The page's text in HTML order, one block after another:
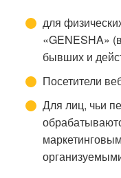
для
«GENESHA»
бывших и
Посетители
Для лиц, чьи